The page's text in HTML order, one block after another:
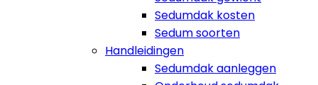
Sedumdak kosten
Sedum soorten
Handleidingen
Sedumdak aanleggen